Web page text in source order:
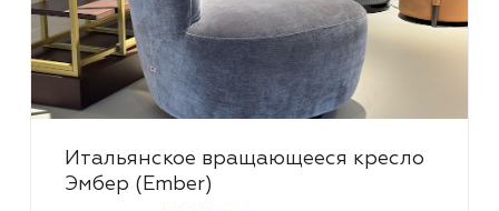
Итальянское вращающееся кресло
Эмбер (Ember)